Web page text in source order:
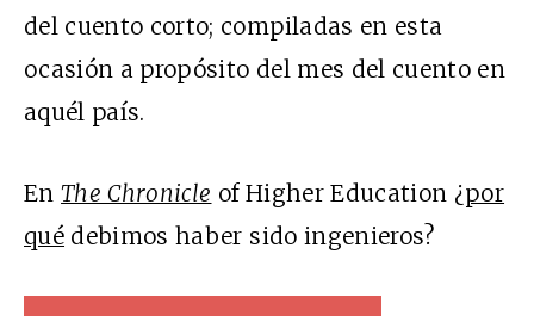
del cuento corto; compiladas en esta
ocasión a propósito del mes del cuento en
aquél país.
EnThe Chronicle of Higher Education ¿por
qué debimos haber sido ingenieros?